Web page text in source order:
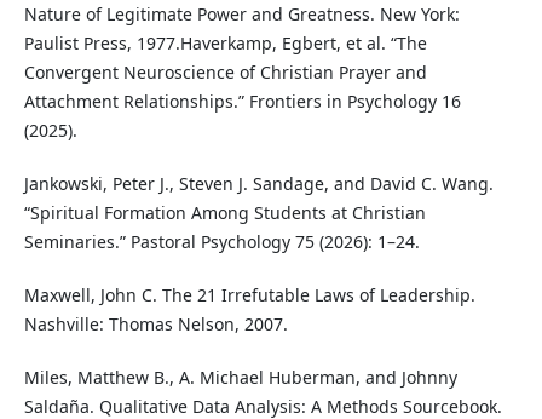
Nature of Legitimate Power and Greatness. New York:
Paulist Press, 1977.Haverkamp, Egbert, et al. “The
Convergent Neuroscience of Christian Prayer and
Attachment Relationships.” Frontiers in Psychology 16
(2025).
Jankowski, Peter J., Steven J. Sandage, and David C. Wang.
“Spiritual Formation Among Students at Christian
Seminaries.” Pastoral Psychology 75 (2026): 1–24.
Maxwell, John C. The 21 Irrefutable Laws of Leadership.
Nashville: Thomas Nelson, 2007.
Miles, Matthew B., A. Michael Huberman, and Johnny
Saldaña. Qualitative Data Analysis: A Methods Sourcebook.